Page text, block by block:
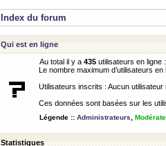
Index du forum
Qui est en ligne
Au total il y a 435 utilisateurs en ligne
Le nombre maximum d’utilisateurs
Utilisateurs inscrits : Aucun utilisateur
Ces données sont basées sur les
Légende :: Administrateurs
Statistiques